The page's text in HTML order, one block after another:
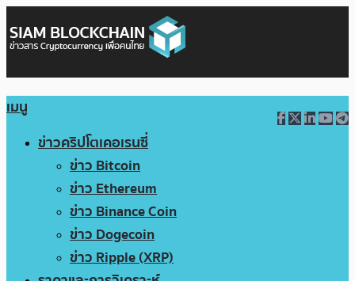
เมนู
ข่าวคริปโตเคอเรนซี่
ข่าว Bitcoin
ข่าว Ethereum
ข่าว Binance Coin
ข่าว Dogecoin
ข่าว Ripple (XRP)